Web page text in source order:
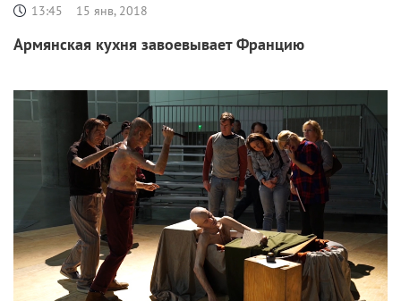
13:45 15 янв, 2018
Армянская кухня завоевывает Францию